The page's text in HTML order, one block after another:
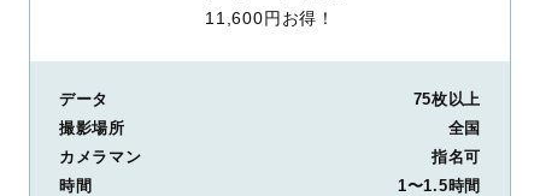
11,600円お得！
データ
75枚以上
撮影場所
全国
カメラマン
指名可
時間
1〜1.5時間